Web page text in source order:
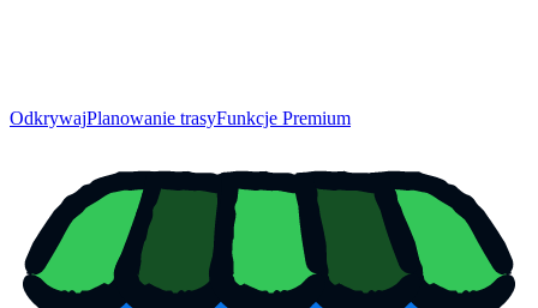
OdkrywajPlanowanie trasyFunkcje Premium